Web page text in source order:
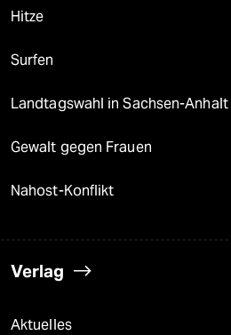
Hitze
Surfen
Landtagswahl in Sachsen-Anhalt
Gewalt gegen Frauen
Nahost-Konflikt
Verlag
Aktuelles